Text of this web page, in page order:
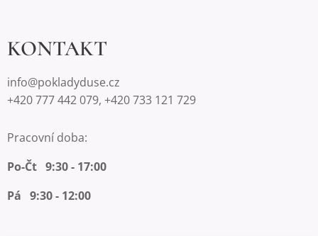
KONTAKT
info@pokladyduse.cz
+420 777 442 079, +420 733 121 729
Pracovní doba:
Po-Čt 9:30 - 17:00
Pá 9:30 - 12:00